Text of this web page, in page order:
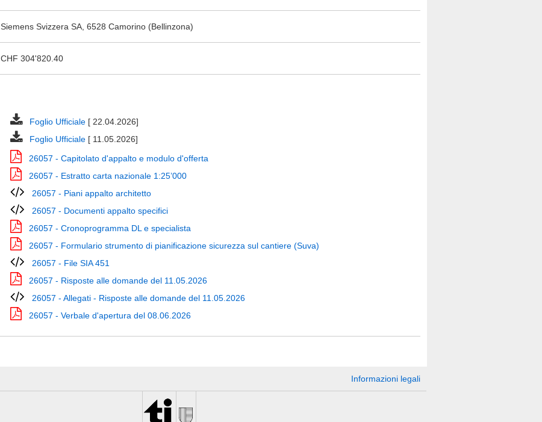
Siemens Svizzera SA, 6528 Camorino (Bellinzona)
CHF 304'820.40
Foglio Ufficiale [ 22.04.2026]
Foglio Ufficiale [ 11.05.2026]
26057 - Capitolato d'appalto e modulo d'offerta
26057 - Estratto carta nazionale 1:25’000
26057 - Piani appalto architetto
26057 - Documenti appalto specifici
26057 - Cronoprogramma DL e specialista
26057 - Formulario strumento di pianificazione sicurezza sul cantiere (Suva)
26057 - File SIA 451
26057 - Risposte alle domande del 11.05.2026
26057 - Allegati - Risposte alle domande del 11.05.2026
26057 - Verbale d'apertura del 08.06.2026
Informazioni legali